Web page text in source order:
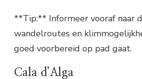
**Tip:** Informeer vooraf naar
wandelroutes en
goed voorbereid op pad gaat.
Cala d’Alga